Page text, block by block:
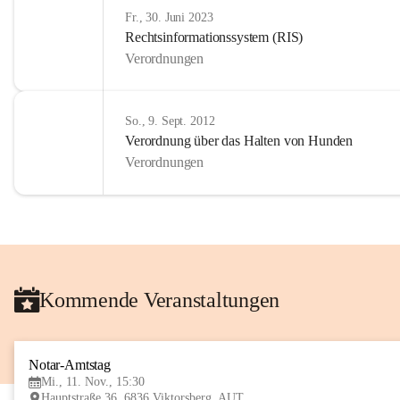
Fr., 30. Juni 2023
Rechtsinformationssystem (RIS)
Verordnungen
So., 9. Sept. 2012
Verordnung über das Halten von Hunden
Verordnungen
Kommende Veranstaltungen
Notar-Amtstag
Mi., 11. Nov., 15:30